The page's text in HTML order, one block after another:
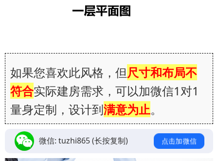
如果您喜欢此风格，但尺寸和布局不
符合实际建房需求，可以加微信1对1
量身定制，设计到满意为止。
微信: tuzhi865(长按复制) 点击加微信